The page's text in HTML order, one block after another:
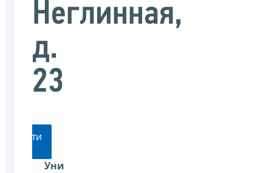
Неглинная,
д.
23
Перейти
Универсальная